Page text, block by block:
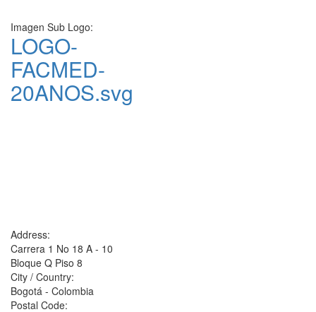
Imagen Sub Logo:
LOGO-
FACMED-
20ANOS.svg
Address:
Carrera 1 No 18 A - 10
Bloque Q Piso 8
City / Country:
Bogotá - Colombia
Postal Code: